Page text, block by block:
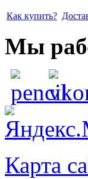
Как купить?
Мы
Карта